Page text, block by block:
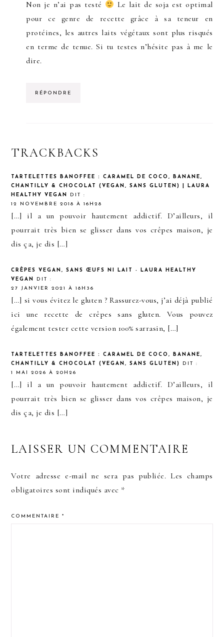
Non je n’ai pas testé
Le lait de soja est optimal
pour ce genre de recette grâce à sa teneur en
protéines, les autres laits végétaux sont plus risqués
en terme de tenue. Si tu testes n’hésite pas à me le
dire.
RÉPONDRE
TRACKBACKS
TARTELETTES BANOFFEE : CARAMEL DE COCO, BANANE,
CHANTILLY & CHOCOLAT (VEGAN, SANS GLUTEN) | LAURA
HEALTHY VEGAN
DIT :
12 NOVEMBRE 2018 À 16H28
[…] il a un pouvoir hautement addictif. D’ailleurs, il
pourrait très bien se glisser dans vos crêpes maison, je
dis ça, je dis […]
CRÊPES VEGAN, SANS ŒUFS NI LAIT - LAURA HEALTHY
VEGAN
DIT :
27 JANVIER 2021 À 18H36
[…] si vous évitez le gluten ? Rassurez-vous, j’ai déjà publié
ici une recette de crêpes sans gluten. Vous pouvez
également tester cette version 100% sarrasin, […]
TARTELETTES BANOFFEE : CARAMEL DE COCO, BANANE,
CHANTILLY & CHOCOLAT (VEGAN, SANS GLUTEN)
DIT :
1 MAI 2026 À 20H26
[…] il a un pouvoir hautement addictif. D’ailleurs, il
pourrait très bien se glisser dans vos crêpes maison, je
dis ça, je dis […]
LAISSER UN COMMENTAIRE
Votre adresse e-mail ne sera pas publiée. Les champs
obligatoires sont indiqués avec *
COMMENTAIRE*